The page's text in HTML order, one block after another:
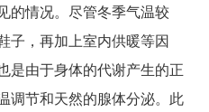
的情况。尽管冬季气温较
子，再加上室内供暖等因
是由于身体的代谢产生的正
调节和天然的腺体分泌。此